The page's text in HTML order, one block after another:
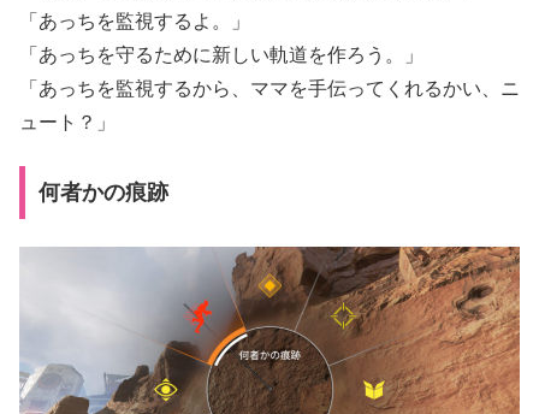
「あっちを監視するよ。」
「あっちを守るために新しい軌道を作ろう。」
「あっちを監視するから、ママを手伝ってくれるかい、ニ
ュート？」
何者かの痕跡